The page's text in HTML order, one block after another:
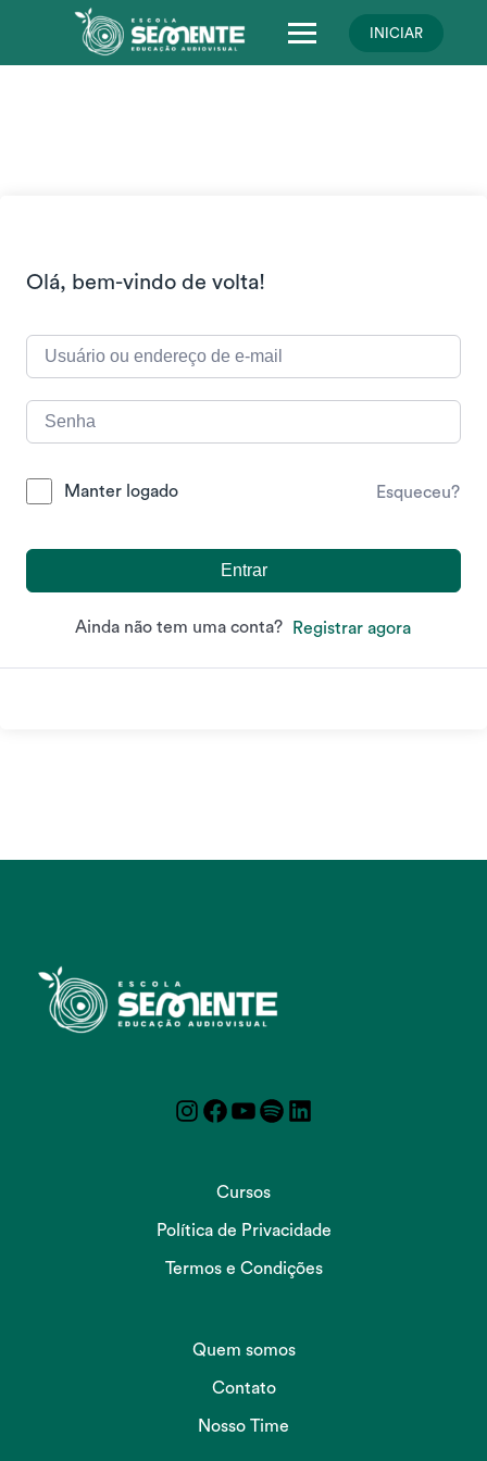
INICIAR
Olá, bem-vindo de volta!
Manter logado Esqueceu?
Entrar
Ainda não tem uma conta? Registrar agora
Instagram
Facebook
YouTube
Spotify
Cursos
Política de Privacidade
Termos e Condições
Quem somos
Contato
Nosso Time